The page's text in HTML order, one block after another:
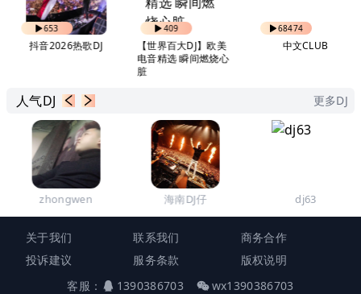
653
抖音2026热歌DJ
409
【世界百大DJ】欧美
电音精选 瞬间燃烧心
脏
68474
中文CLUB
人气DJ 更多DJ
zhongwen 海南DJ仔 dj63
关于我们 联系我们
商务合作
投诉建议
服务条款
版权说明
客服：
1390386703 wx1390386703